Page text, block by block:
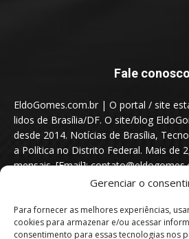
Gerenciar o
Para fornecer as melhores experiências,
cookies para armazenar e/ou acessar
consentimento para essas tecnologias nos
Fale
EldoGomes.com.br | O portal / site
lidos de Brasília/DF. O site/blog
desde 2014. Notícias de Brasília,
a Política no Distrito Federal. Mais de
mensais. [Email]: